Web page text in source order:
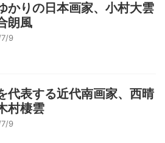
かりの日本画家、小村大雲
朗風
7/9
代表する近代南画家、西晴
村棲雲
7/9